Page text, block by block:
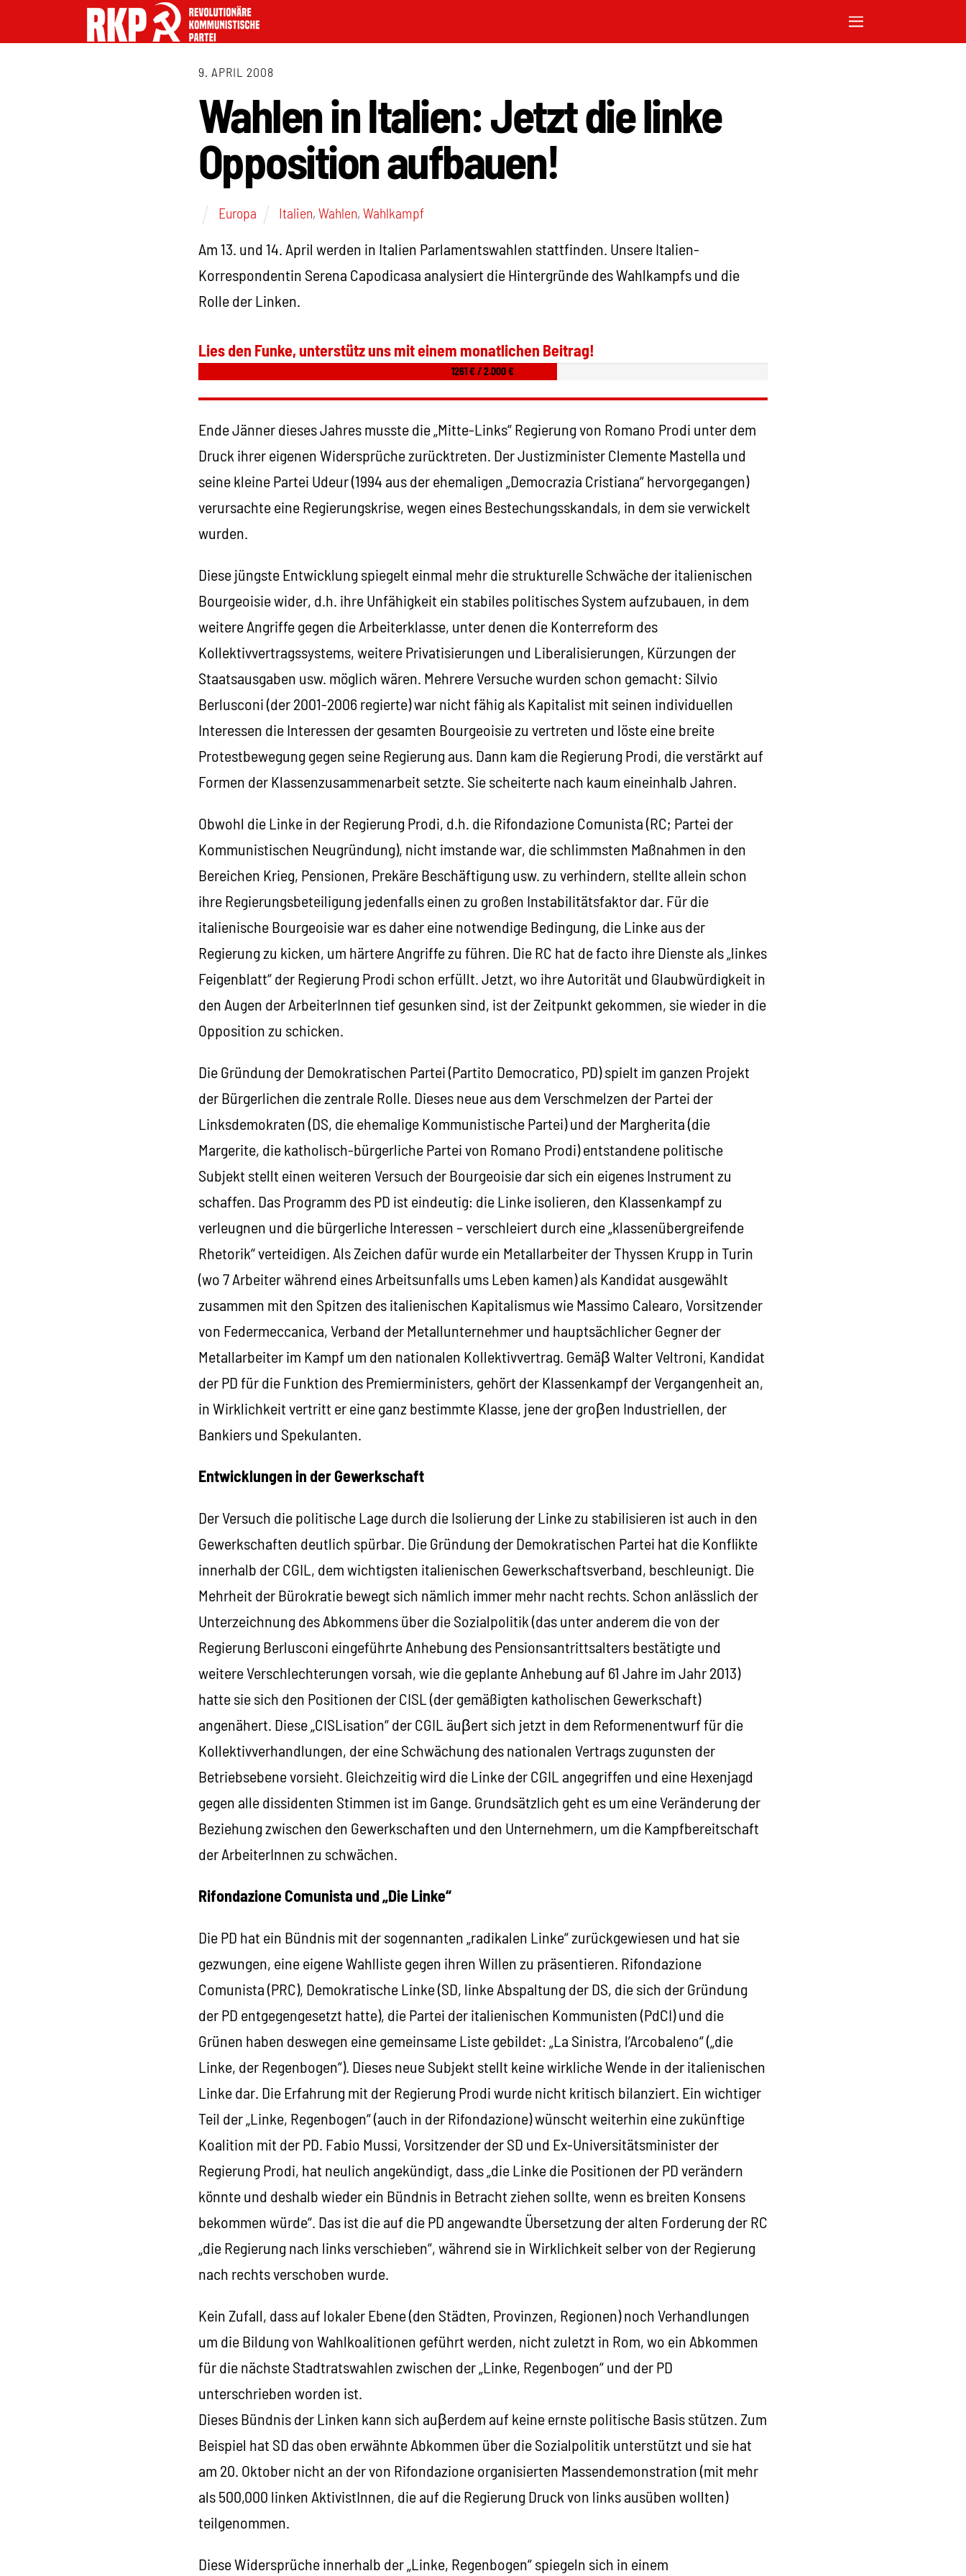
9. APRIL 2008
Wahlen in Italien: Jetzt die linke
Opposition aufbauen!
Europa Italien,Wahlen,Wahlkampf
Am 13. und 14. April werden in Italien Parlamentswahlen stattfinden. Unsere Italien-
Korrespondentin Serena Capodicasa analysiert die Hintergründe des Wahlkampfs und die
Rolle der Linken.
Lies den Funke, unterstütz uns mit einem monatlichen Beitrag!
1261 € / 2.000 €
Ende Jänner dieses Jahres musste die „Mitte-Links“ Regierung von Romano Prodi unter dem
Druck ihrer eigenen Widersprüche zurücktreten. Der Justizminister Clemente Mastella und
seine kleine Partei Udeur (1994 aus der ehemaligen „Democrazia Cristiana“ hervorgegangen)
verursachte eine Regierungskrise, wegen eines Bestechungsskandals, in dem sie verwickelt
wurden.
Diese jüngste Entwicklung spiegelt einmal mehr die strukturelle Schwäche der italienischen
Bourgeoisie wider, d.h. ihre Unfähigkeit ein stabiles politisches System aufzubauen, in dem
weitere Angriffe gegen die Arbeiterklasse, unter denen die Konterreform des
Kollektivvertragssystems, weitere Privatisierungen und Liberalisierungen, Kürzungen der
Staatsausgaben usw. möglich wären. Mehrere Versuche wurden schon gemacht: Silvio
Berlusconi (der 2001-2006 regierte) war nicht fähig als Kapitalist mit seinen individuellen
Interessen die Interessen der gesamten Bourgeoisie zu vertreten und löste eine breite
Protestbewegung gegen seine Regierung aus. Dann kam die Regierung Prodi, die verstärkt auf
Formen der Klassenzusammenarbeit setzte. Sie scheiterte nach kaum eineinhalb Jahren.
Obwohl die Linke in der Regierung Prodi, d.h. die Rifondazione Comunista (RC; Partei der
Kommunistischen Neugründung), nicht imstande war, die schlimmsten Maßnahmen in den
Bereichen Krieg, Pensionen, Prekäre Beschäftigung usw. zu verhindern, stellte allein schon
ihre Regierungsbeteiligung jedenfalls einen zu großen Instabilitätsfaktor dar. Für die
italienische Bourgeoisie war es daher eine notwendige Bedingung, die Linke aus der
Regierung zu kicken, um härtere Angriffe zu führen. Die RC hat de facto ihre Dienste als „linkes
Feigenblatt“ der Regierung Prodi schon erfüllt. Jetzt, wo ihre Autorität und Glaubwürdigkeit in
den Augen der ArbeiterInnen tief gesunken sind, ist der Zeitpunkt gekommen, sie wieder in die
Opposition zu schicken.
Die Gründung der Demokratischen Partei (Partito Democratico, PD) spielt im ganzen Projekt
der Bürgerlichen die zentrale Rolle. Dieses neue aus dem Verschmelzen der Partei der
Linksdemokraten (DS, die ehemalige Kommunistische Partei) und der Margherita (die
Margerite, die katholisch-bürgerliche Partei von Romano Prodi) entstandene politische
Subjekt stellt einen weiteren Versuch der Bourgeoisie dar sich ein eigenes Instrument zu
schaffen. Das Programm des PD ist eindeutig: die Linke isolieren, den Klassenkampf zu
verleugnen und die bürgerliche Interessen – verschleiert durch eine „klassenübergreifende
Rhetorik“ verteidigen. Als Zeichen dafür wurde ein Metallarbeiter der Thyssen Krupp in Turin
(wo 7 Arbeiter während eines Arbeitsunfalls ums Leben kamen) als Kandidat ausgewählt
zusammen mit den Spitzen des italienischen Kapitalismus wie Massimo Calearo, Vorsitzender
von Federmeccanica, Verband der Metallunternehmer und hauptsächlicher Gegner der
Metallarbeiter im Kampf um den nationalen Kollektivvertrag. Gemäβ Walter Veltroni, Kandidat
der PD für die Funktion des Premierministers, gehört der Klassenkampf der Vergangenheit an,
in Wirklichkeit vertritt er eine ganz bestimmte Klasse, jene der groβen Industriellen, der
Bankiers und Spekulanten.
Entwicklungen in der Gewerkschaft
Der Versuch die politische Lage durch die Isolierung der Linke zu stabilisieren ist auch in den
Gewerkschaften deutlich spürbar. Die Gründung der Demokratischen Partei hat die Konflikte
innerhalb der CGIL, dem wichtigsten italienischen Gewerkschaftsverband, beschleunigt. Die
Mehrheit der Bürokratie bewegt sich nämlich immer mehr nacht rechts. Schon anlässlich der
Unterzeichnung des Abkommens über die Sozialpolitik (das unter anderem die von der
Regierung Berlusconi eingeführte Anhebung des Pensionsantrittsalters bestätigte und
weitere Verschlechterungen vorsah, wie die geplante Anhebung auf 61 Jahre im Jahr 2013)
hatte sie sich den Positionen der CISL (der gemäßigten katholischen Gewerkschaft)
angenähert. Diese „CISLisation“ der CGIL äuβert sich jetzt in dem Reformenentwurf für die
Kollektivverhandlungen, der eine Schwächung des nationalen Vertrags zugunsten der
Betriebsebene vorsieht. Gleichzeitig wird die Linke der CGIL angegriffen und eine Hexenjagd
gegen alle dissidenten Stimmen ist im Gange. Grundsätzlich geht es um eine Veränderung der
Beziehung zwischen den Gewerkschaften und den Unternehmern, um die Kampfbereitschaft
der ArbeiterInnen zu schwächen.
Rifondazione Comunista und „Die Linke“
Die PD hat ein Bündnis mit der sogennanten „radikalen Linke“ zurückgewiesen und hat sie
gezwungen, eine eigene Wahlliste gegen ihren Willen zu präsentieren. Rifondazione
Comunista (PRC), Demokratische Linke (SD, linke Abspaltung der DS, die sich der Gründung
der PD entgegengesetzt hatte), die Partei der italienischen Kommunisten (PdCI) und die
Grünen haben deswegen eine gemeinsame Liste gebildet: „La Sinistra, l’Arcobaleno“ („die
Linke, der Regenbogen“). Dieses neue Subjekt stellt keine wirkliche Wende in der italienischen
Linke dar. Die Erfahrung mit der Regierung Prodi wurde nicht kritisch bilanziert. Ein wichtiger
Teil der „Linke, Regenbogen“ (auch in der Rifondazione) wünscht weiterhin eine zukünftige
Koalition mit der PD. Fabio Mussi, Vorsitzender der SD und Ex-Universitätsminister der
Regierung Prodi, hat neulich angekündigt, dass „die Linke die Positionen der PD verändern
könnte und deshalb wieder ein Bündnis in Betracht ziehen sollte, wenn es breiten Konsens
bekommen würde“. Das ist die auf die PD angewandte Übersetzung der alten Forderung der RC
„die Regierung nach links verschieben“, während sie in Wirklichkeit selber von der Regierung
nach rechts verschoben wurde.
Kein Zufall, dass auf lokaler Ebene (den Städten, Provinzen, Regionen) noch Verhandlungen
um die Bildung von Wahlkoalitionen geführt werden, nicht zuletzt in Rom, wo ein Abkommen
für die nächste Stadtratswahlen zwischen der „Linke, Regenbogen“ und der PD
unterschrieben worden ist.
Dieses Bündnis der Linken kann sich auβerdem auf keine ernste politische Basis stützen. Zum
Beispiel hat SD das oben erwähnte Abkommen über die Sozialpolitik unterstützt und sie hat
am 20. Oktober nicht an der von Rifondazione organisierten Massendemonstration (mit mehr
als 500,000 linken AktivistInnen, die auf die Regierung Druck von links ausüben wollten)
teilgenommen.
Diese Widersprüche innerhalb der „Linke, Regenbogen“ spiegeln sich in einem